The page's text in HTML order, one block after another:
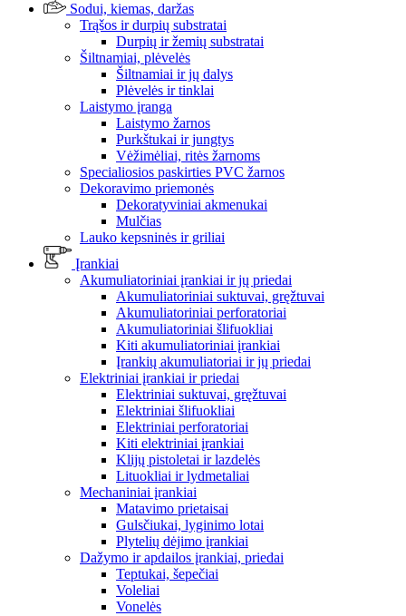
Sodui, kiemas, daržas
Trąšos ir durpių substratai
Durpių ir žemių substratai
Šiltnamiai, plėvelės
Šiltnamiai ir jų dalys
Plėvelės ir tinklai
Laistymo įranga
Laistymo žarnos
Purkštukai ir jungtys
Vėžimėliai, ritės žarnoms
Specialiosios paskirties PVC žarnos
Dekoravimo priemonės
Dekoratyviniai akmenukai
Mulčias
Lauko kepsninės ir griliai
Įrankiai
Akumuliatoriniai įrankiai ir jų priedai
Akumuliatoriniai suktuvai, gręžtuvai
Akumuliatoriniai perforatoriai
Akumuliatoriniai šlifuokliai
Kiti akumuliatoriniai įrankiai
Įrankių akumuliatoriai ir jų priedai
Elektriniai įrankiai ir priedai
Elektriniai suktuvai, gręžtuvai
Elektriniai šlifuokliai
Elektriniai perforatoriai
Kiti elektriniai įrankiai
Klijų pistoletai ir lazdelės
Lituokliai ir lydmetaliai
Mechaniniai įrankiai
Matavimo prietaisai
Gulsčiukai, lyginimo lotai
Plytelių dėjimo įrankiai
Dažymo ir apdailos įrankiai, priedai
Teptukai, šepečiai
Voleliai
Vonelės